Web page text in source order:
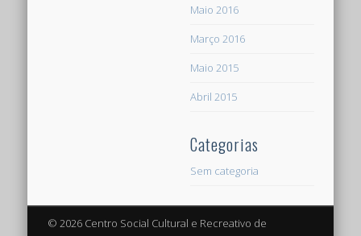
Maio 2016
Março 2016
Maio 2015
Abril 2015
Categorias
Sem categoria
© 2026 Centro Social Cultural e Recreativo de